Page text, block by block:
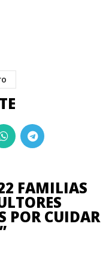
FAMILIAS
POR CUIDAR
”